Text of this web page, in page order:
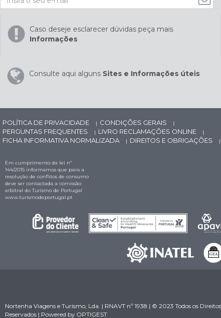
Caso deseje esclarecer dúvidas peça mais
Informações
Consulte aqui alguns Sites e Informações úteis
POLÍTICA DE PRIVACIDADE | CONDIÇÕES GERAIS |
PERGUNTAS FREQUENTES | LIVRO RECLAMAÇÕES ONLINE |
FICHA INFORMATIVA NORMALIZADA | DIREITOS E OBRIGAÇÕES |
Em cumprimento da lei nº
144/2015 informamos que para a
resolução de conflitos de consumo
deve ser contactada a comissão
arbitral do Turismo de Portugal
www.turismodeportugal.pt
Nortenha Viagens e Turismo, Lda. | RNAVT nº 1938 | © 2023 Todos os Direitos
Reservados | Powered by OPTIGEST